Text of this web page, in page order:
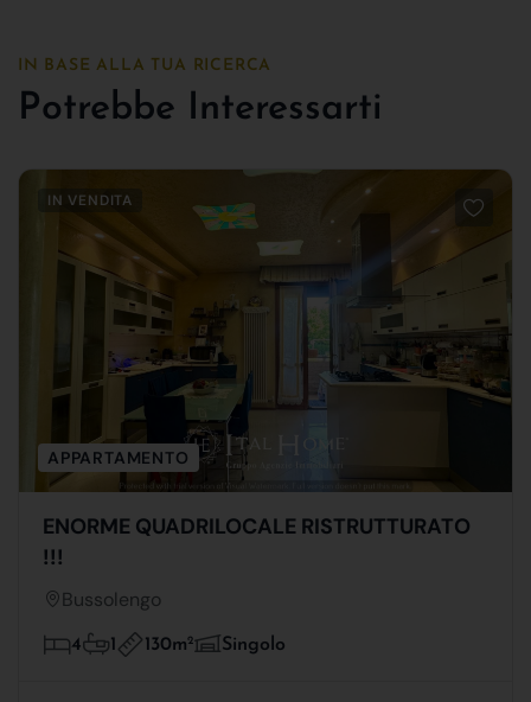
IN BASE ALLA TUA RICERCA
Potrebbe Interessarti
IN VENDITA
APPARTAMENTO
ENORME QUADRILOCALE RISTRUTTURATO
!!!
Bussolengo
4 1 130m2 Singolo